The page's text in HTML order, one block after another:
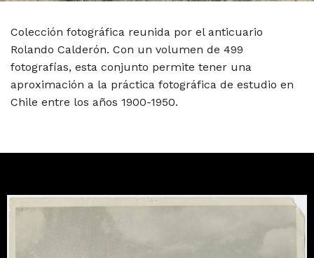
Colección fotográfica reunida por el anticuario
Rolando Calderón. Con un volumen de 499
fotografías, esta conjunto permite tener una
aproximación a la práctica fotográfica de estudio en
Chile entre los años 1900-1950.